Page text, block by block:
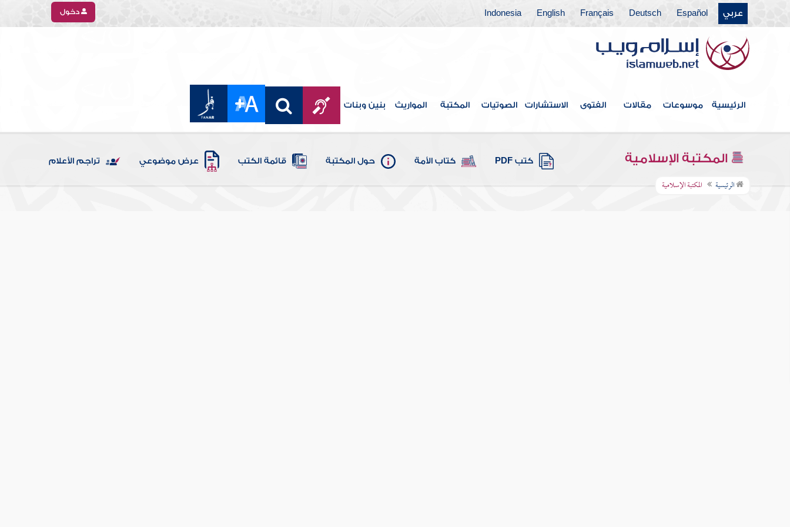
عربي Español
Deutsch
Français
English
Indonesia دخول
الرئيسية موسوعات مقالات الفتوى الاستشارات الصوتيات المكتبة المواريث بنين وبنات
المكتبة الإسلامية كتب PDF كتاب الأمة حول المكتبة قائمة الكتب عرض موضوعي تراجم الأعلام
الرئيسية المكتبة الإسلامية